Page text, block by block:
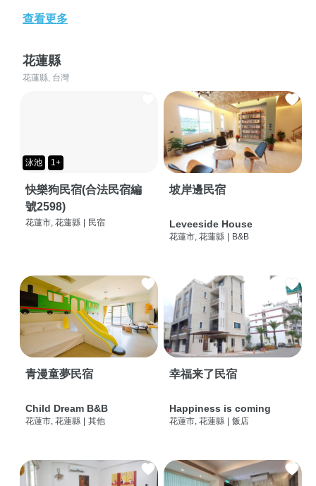
查看更多
花蓮縣
花蓮縣, 台灣
泳池 1+
快樂狗民宿(合法民宿編
號2598)
花蓮市, 花蓮縣 民宿
坡岸邊民宿
Leveeside House
花蓮市, 花蓮縣 B&B
青漫童夢民宿
Child Dream B&B
花蓮市, 花蓮縣 其他
幸福来了民宿
Happiness is coming
花蓮市, 花蓮縣 飯店